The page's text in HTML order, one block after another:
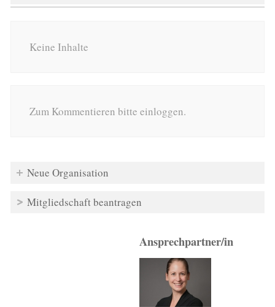
Keine Inhalte
Zum Kommentieren bitte einloggen.
Neue Organisation
Mitgliedschaft beantragen
Ansprechpartner/in